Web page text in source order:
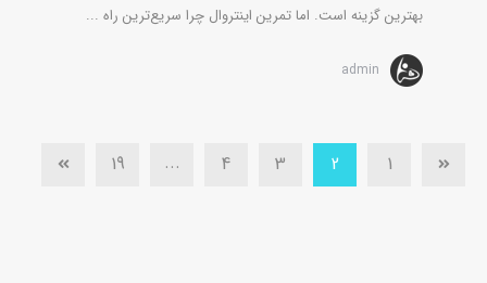
بهترین گزینه است. اما تمرین اینتروال چرا سریع‌ترین راه ...
admin
1
2
3
4
...
19